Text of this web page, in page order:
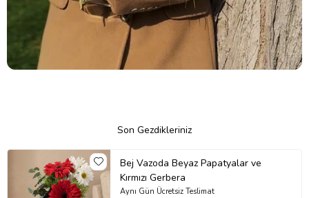
Son Gezdikleriniz
Bej Vazoda Beyaz Papatyalar ve
Kırmızı Gerbera
Aynı Gün Ücretsiz Teslimat